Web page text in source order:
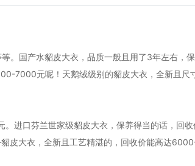
。国产水貂皮大衣，品质一般且用了3年左右
7000元呢！天鹅绒级别的貂皮大衣，全新且
进口芬兰世家级貂皮大衣，保养得当的话，回
皮大衣，全新且工艺精湛的，回收价能高达